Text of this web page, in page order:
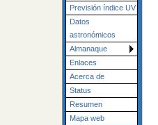
Previsión índice UV
Datos
astronómicos
Almanaque
Enlaces
Acerca de
Status
Resumen
Mapa web